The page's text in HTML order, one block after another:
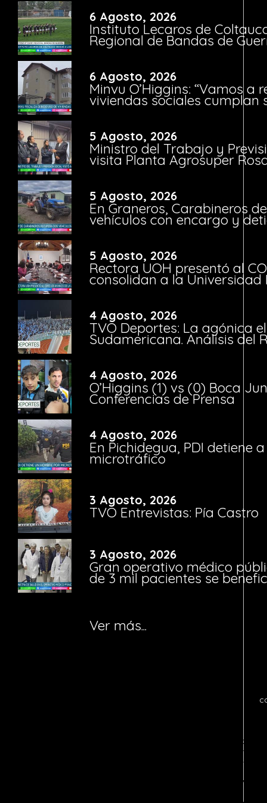
6 Agosto, 2026
Instituto Lecaros de
Regional de Bandas de
6 Agosto, 2026
Minvu O’Higgins: “Vamos a
viviendas sociales cumplan
5 Agosto, 2026
Ministro del Trabajo y
visita Planta Agrosuper
5 Agosto, 2026
En Graneros, Carabineros
vehículos con encargo y
5 Agosto, 2026
Rectora UOH presentó al
consolidan a la Universidad
4 Agosto, 2026
TVO Deportes: La agónica
Sudamericana. Análisis del
4 Agosto, 2026
O’Higgins (1) vs (0) Boca
Conferencias de Prensa
4 Agosto, 2026
En Pichidegua, PDI detiene
microtráfico
3 Agosto, 2026
TVO Entrevistas: Pía Castro
3 Agosto, 2026
Gran operativo médico
de 3 mil pacientes se
Ver más...
: fwrite(): Write of 618 bytes
/home/tvosanvi/
content/plugins/wordfence/vendor/